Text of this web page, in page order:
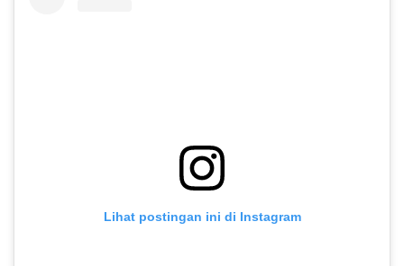
Lihat postingan ini di Instagram